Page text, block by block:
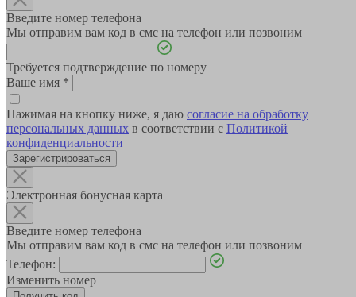
Введите номер телефона
Мы отправим вам код в смс на телефон или позвоним
Требуется подтверждение по номеру
Ваше имя *
Нажимая на кнопку ниже, я даю согласие на обработку
персональных данных в соответствии с Политикой
конфиденциальности
Зарегистрироваться
Электронная бонусная карта
Введите номер телефона
Мы отправим вам код в смс на телефон или позвоним
Телефон:
Изменить номер